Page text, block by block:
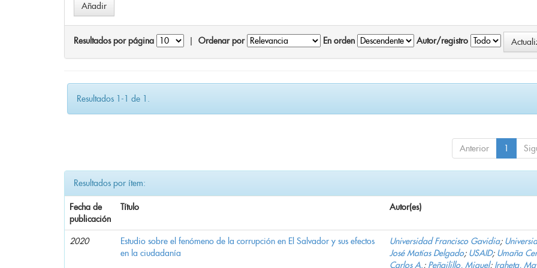
Resultados por página Ordenar por En orden Autor/registro
Resultados 1-1 de 1.
Anterior 1
Resultados por ítem:
Fecha de
publicación
Título Autor(es)
2020
Estudio sobre el fenómeno de la corrupción en El Salvador y sus efectos
en la ciudadanía
Universidad Francisco Gavidia;
José Matías Delgado; USAID; Umaña
Carlos A.; Peñailillo, Miguel; Iraheta,